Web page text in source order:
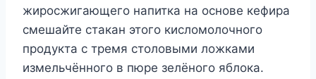
жиросжигающего напитка на основе кефира
смешайте стакан этого кисломолочного
продукта с тремя столовыми ложками
измельчённого в пюре зелёного яблока.